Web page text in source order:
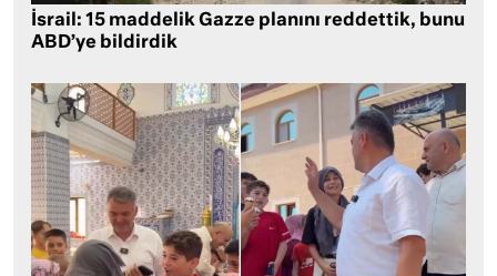
İsrail: 15 maddelik Gazze planını reddettik, bunu
ABD’ye bildirdik